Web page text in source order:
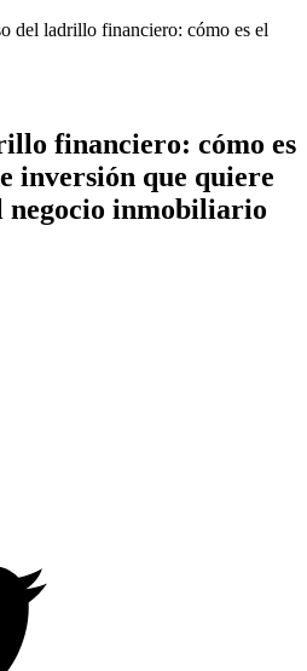
del ladrillo financiero: cómo es el
financiero: cómo es
inversión que quiere
negocio inmobiliario